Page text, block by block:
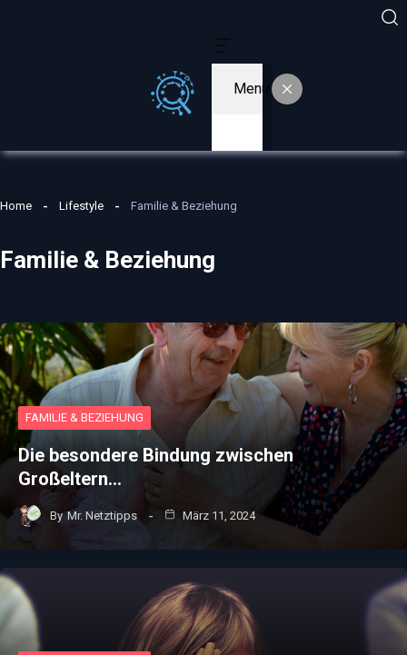
Menu
Home Lifestyle Familie & Beziehung
Familie & Beziehung
FAMILIE & BEZIEHUNG
Die besondere Bindung zwischen
Großeltern…
By Mr. Netztipps März 11, 2024